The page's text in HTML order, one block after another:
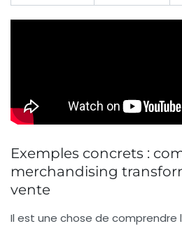
Exemples concrets :
merchandising
vente
Il est une chose de comprendre